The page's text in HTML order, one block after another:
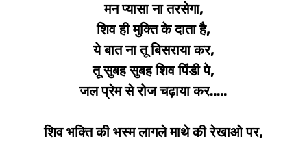
मन प्यासा ना तरसेगा,
शिव ही मुक्ति के दाता है,
ये बात ना तू बिसराया कर,
तू सुबह सुबह शिव पिंडी पे,
जल प्रेम से रोज चढ़ाया कर.....
शिव भक्ति की भस्म लागले माथे की रेखाओ पर,